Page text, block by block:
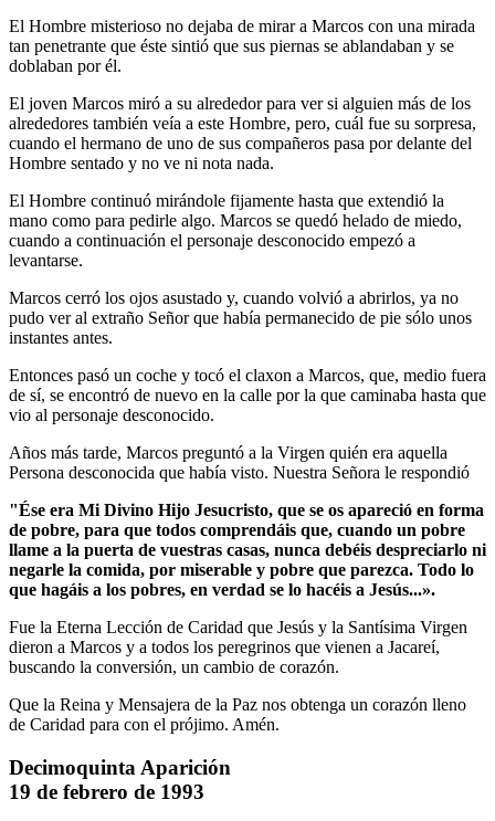
El Hombre misterioso no dejaba de mirar a Marcos con una mirada
tan penetrante que éste sintió que sus piernas se ablandaban y se
doblaban por él.
El joven Marcos miró a su alrededor para ver si alguien más de los
alrededores también veía a este Hombre, pero, cuál fue su sorpresa,
cuando el hermano de uno de sus compañeros pasa por delante del
Hombre sentado y no ve ni nota nada.
El Hombre continuó mirándole fijamente hasta que extendió la
mano como para pedirle algo. Marcos se quedó helado de miedo,
cuando a continuación el personaje desconocido empezó a
levantarse.
Marcos cerró los ojos asustado y, cuando volvió a abrirlos, ya no
pudo ver al extraño Señor que había permanecido de pie sólo unos
instantes antes.
Entonces pasó un coche y tocó el claxon a Marcos, que, medio fuera
de sí, se encontró de nuevo en la calle por la que caminaba hasta que
vio al personaje desconocido.
Años más tarde, Marcos preguntó a la Virgen quién era aquella
Persona desconocida que había visto. Nuestra Señora le respondió
"Ése era Mi Divino Hijo Jesucristo, que se os apareció en forma
de pobre, para que todos comprendáis que, cuando un pobre
llame a la puerta de vuestras casas, nunca debéis despreciarlo ni
negarle la comida, por miserable y pobre que parezca. Todo lo
que hagáis a los pobres, en verdad se lo hacéis a Jesús...».
Fue la Eterna Lección de Caridad que Jesús y la Santísima Virgen
dieron a Marcos y a todos los peregrinos que vienen a Jacareí,
buscando la conversión, un cambio de corazón.
Que la Reina y Mensajera de la Paz nos obtenga un corazón lleno
de Caridad para con el prójimo. Amén.
Decimoquinta Aparición
19 de febrero de 1993